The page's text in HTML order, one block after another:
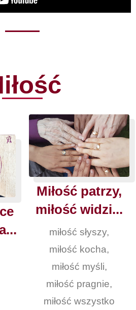
Miłość patrzy,
miłość widzi...
miłość słyszy,
miłość kocha,
miłość myśli,
miłość pragnie,
miłość wszystko